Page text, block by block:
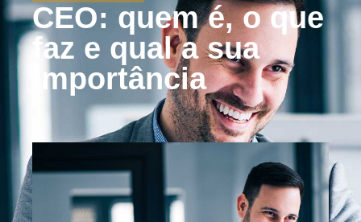
CEO: quem é, o que
faz e qual a sua
importância